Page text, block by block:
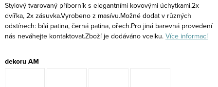
Stylový tvarovaný příborník s elegantními kovovými úchytkami.2x
dvířka, 2x zásuvka.Vyrobeno z masívu.Možné dodat v různých
odstínech: bílá patina, černá patina, ořech.Pro jiná barevná provedení
nás neváhejte kontaktovat.Zboží je dodáváno vcelku. Více informací
dekoru AM